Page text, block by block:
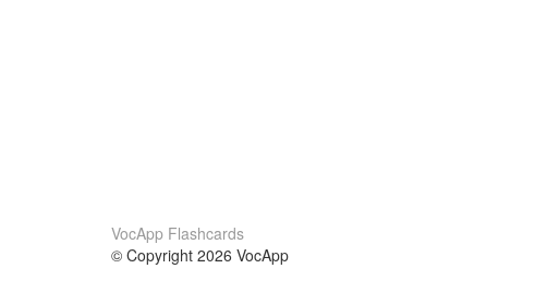
VocApp Flashcards
© Copyright 2026 VocApp